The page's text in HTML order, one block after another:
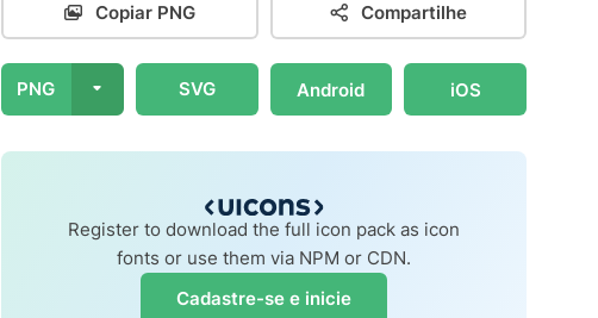
Copiar PNG Compartilhe
PNG SVG Android iOS
Register to download the full icon pack as icon
fonts or use them via NPM or CDN.
Cadastre-se e inicie